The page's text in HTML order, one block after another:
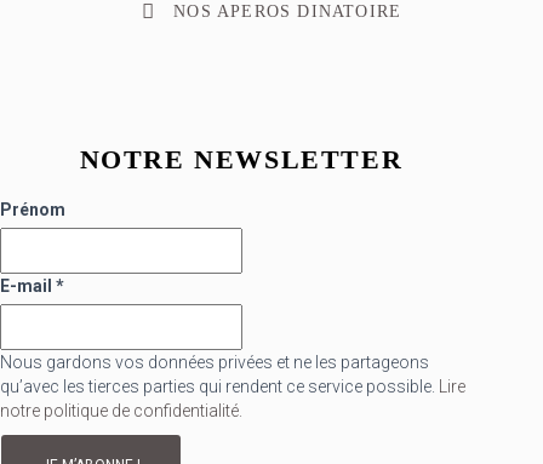
NOS APEROS DINATOIRE
NOTRE NEWSLETTER
Prénom
E-mail *
Nous gardons vos données privées et ne les partageons
qu’avec les tierces parties qui rendent ce service possible.
Lire
notre politique de confidentialité.